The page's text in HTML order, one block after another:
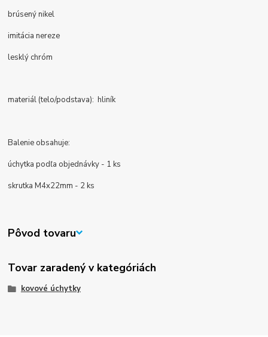
brúsený nikel
imitácia nereze
lesklý chróm
materiál (telo/podstava): hliník
Balenie obsahuje:
úchytka podľa objednávky - 1 ks
skrutka M4x22mm - 2 ks
Pôvod tovaru
Tovar zaradený v kategóriách
kovové úchytky